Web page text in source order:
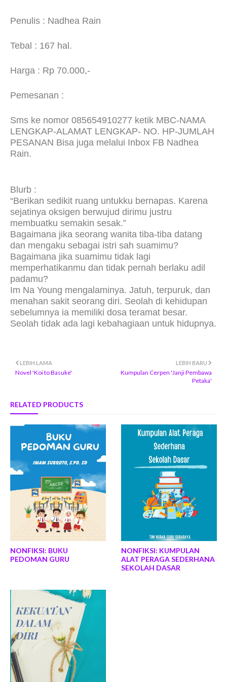
Penulis : Nadhea Rain
Tebal : 167 hal.
Harga : Rp 70.000,-
Pemesanan :
Sms ke nomor 085654910277 ketik MBC-NAMA
LENGKAP-ALAMAT LENGKAP- NO. HP-JUMLAH
PESANAN Bisa juga melalui Inbox FB Nadhea
Rain.
Blurb :
“Berikan sedikit ruang untukku bernapas. Karena
sejatinya oksigen berwujud dirimu justru
membuatku semakin sesak.”
Bagaimana jika seorang wanita tiba-tiba datang
dan mengaku sebagai istri sah suamimu?
Bagaimana jika suamimu tidak lagi
memperhatikanmu dan tidak pernah berlaku adil
padamu?
Im Na Young mengalaminya. Jatuh, terpuruk, dan
menahan sakit seorang diri. Seolah di kehidupan
sebelumnya ia memiliki dosa teramat besar.
Seolah tidak ada lagi kebahagiaan untuk hidupnya.
LEBIH BARU
Kumpulan Cerpen 'Janji Pembawa
Petaka'
LEBIH LAMA
Novel 'Koi to Basuke'
RELATED PRODUCTS
NONFIKSI: BUKU
PEDOMAN GURU
NONFIKSI: KUMPULAN
ALAT PERAGA SEDERHANA
SEKOLAH DASAR